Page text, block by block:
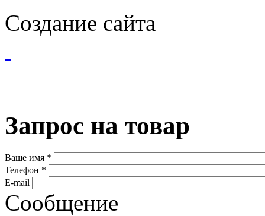
Создание сайта
Запрос на товар
Ваше имя *
Телефон *
E-mail
Сообщение